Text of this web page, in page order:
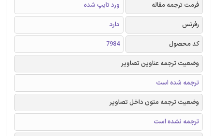
فرمت ترجمه مقاله
ورد تایپ شده
رفرنس
دارد
کد محصول
7984
وضعیت ترجمه عناوین تصاویر
ترجمه شده است
وضعیت ترجمه متون داخل تصاویر
ترجمه نشده است